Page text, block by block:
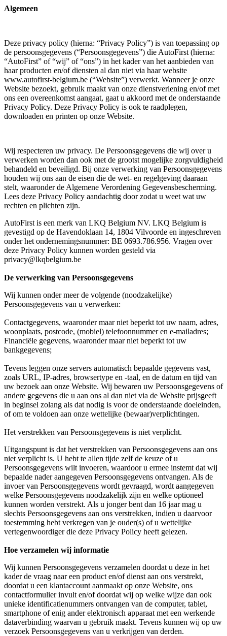
Algemeen
Deze privacy policy (hierna: “Privacy Policy”) is van toepassing op
de persoonsgegevens (“Persoonsgegevens”) die AutoFirst (hierna:
“AutoFirst” of “wij” of “ons”) in het kader van het aanbieden van
haar producten en/of diensten al dan niet via haar website
www.autofirst-belgium.be (“Website”) verwerkt. Wanneer je onze
Website bezoekt, gebruik maakt van onze dienstverlening en/of met
ons een overeenkomst aangaat, gaat u akkoord met de onderstaande
Privacy Policy. Deze Privacy Policy is ook te raadplegen,
downloaden en printen op onze Website.
Wij respecteren uw privacy. De Persoonsgegevens die wij over u
verwerken worden dan ook met de grootst mogelijke zorgvuldigheid
behandeld en beveiligd. Bij onze verwerking van Persoonsgegevens
houden wij ons aan de eisen die de wet- en regelgeving daaraan
stelt, waaronder de Algemene Verordening Gegevensbescherming.
Lees deze Privacy Policy aandachtig door zodat u weet wat uw
rechten en plichten zijn.
AutoFirst is een merk van LKQ Belgium NV. LKQ Belgium is
gevestigd op de Havendoklaan 14, 1804 Vilvoorde en ingeschreven
onder het ondernemingsnummer: BE 0693.786.956. Vragen over
deze Privacy Policy kunnen worden gesteld via
privacy@lkqbelgium.be
De verwerking van Persoonsgegevens
Wij kunnen onder meer de volgende (noodzakelijke)
Persoonsgegevens van u verwerken:
Contactgegevens, waaronder maar niet beperkt tot uw naam, adres,
woonplaats, postcode, (mobiel) telefoonnummer en e-mailadres;
Financiële gegevens, waaronder maar niet beperkt tot uw
bankgegevens;
Tevens leggen onze servers automatisch bepaalde gegevens vast,
zoals URL, IP-adres, browsertype en -taal, en de datum en tijd van
uw bezoek aan onze Website. Wij bewaren uw Persoonsgegevens of
andere gegevens die u aan ons al dan niet via de Website prijsgeeft
in beginsel zolang als dat nodig is voor de onderstaande doeleinden,
of om te voldoen aan onze wettelijke (bewaar)verplichtingen.
Het verstrekken van Persoonsgegevens is niet verplicht.
Uitgangspunt is dat het verstrekken van Persoonsgegevens aan ons
niet verplicht is. U hebt te allen tijde zelf de keuze of u
Persoonsgegevens wilt invoeren, waardoor u ermee instemt dat wij
bepaalde nader aangegeven Persoonsgegevens ontvangen. Als de
invoer van Persoonsgegevens wordt gevraagd, wordt aangegeven
welke Persoonsgegevens noodzakelijk zijn en welke optioneel
kunnen worden verstrekt. Als u jonger bent dan 16 jaar mag u
slechts Persoonsgegevens aan ons verstrekken, indien u daarvoor
toestemming hebt verkregen van je ouder(s) of u wettelijke
vertegenwoordiger die deze Privacy Policy heeft gelezen.
Hoe verzamelen wij informatie
Wij kunnen Persoonsgegevens verzamelen doordat u deze in het
kader de vraag naar een product en/of dienst aan ons verstrekt,
doordat u een klantaccount aanmaakt op onze Website, ons
contactformulier invult en/of doordat wij op welke wijze dan ook
unieke identificatienummers ontvangen van de computer, tablet,
smartphone of enig ander elektronisch apparaat met een werkende
dataverbinding waarvan u gebruik maakt. Tevens kunnen wij op uw
verzoek Persoonsgegevens van u verkrijgen van derden.